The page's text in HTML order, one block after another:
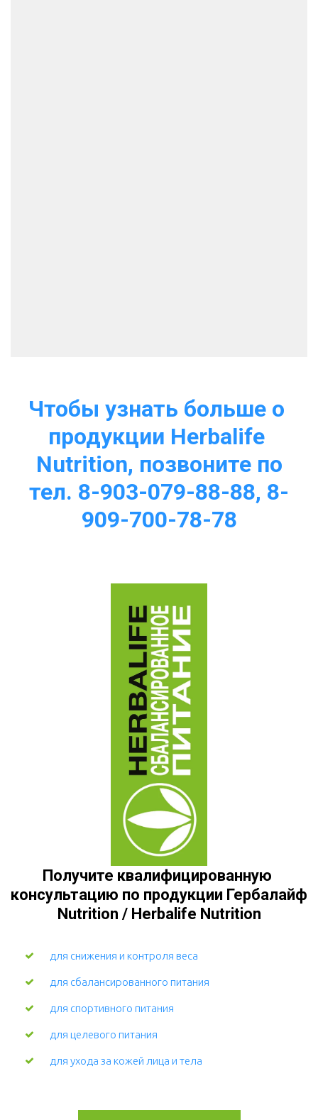
Чтобы узнать больше о
продукции Herbalife
Nutrition, позвоните по
тел. 8-903-079-88-88, 8-
909-700-78-78
Получите квалифицированную
консультацию по продукции Гербалайф
Nutrition / Herbalife Nutrition
для снижения и контроля веса
для сбалансированного питания
для спортивного питания
для целевого питания
для ухода за кожей лица и тела